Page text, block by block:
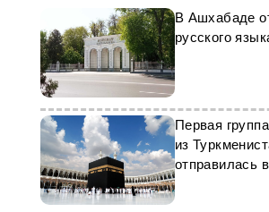
В Ашхабаде
русского
Первая
из
отправилась
Аравию для
хаджа